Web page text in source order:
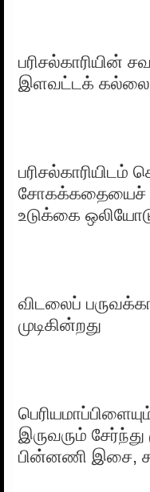
பரிசல்காரியின்
இளவட்டக் கல்லை
பரிசல்காரியிடம்
சோகக்கதையைச்
உடுக்கை
விடலைப்
முடிகின்றது
இருவரும்
பின்னணி இசை,